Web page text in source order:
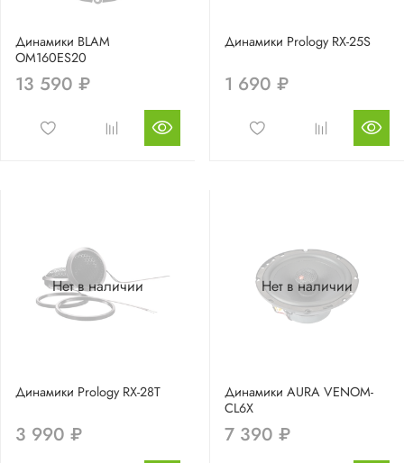
Динамики BLAM
ОМ160ЕS20
13 590 ₽
Динамики Prology RX-25S
1 690 ₽
Нет в наличии
Динамики Prology RX-28T
3 990 ₽
Нет в наличии
Динамики AURA VENOM-
CL6X
7 390 ₽